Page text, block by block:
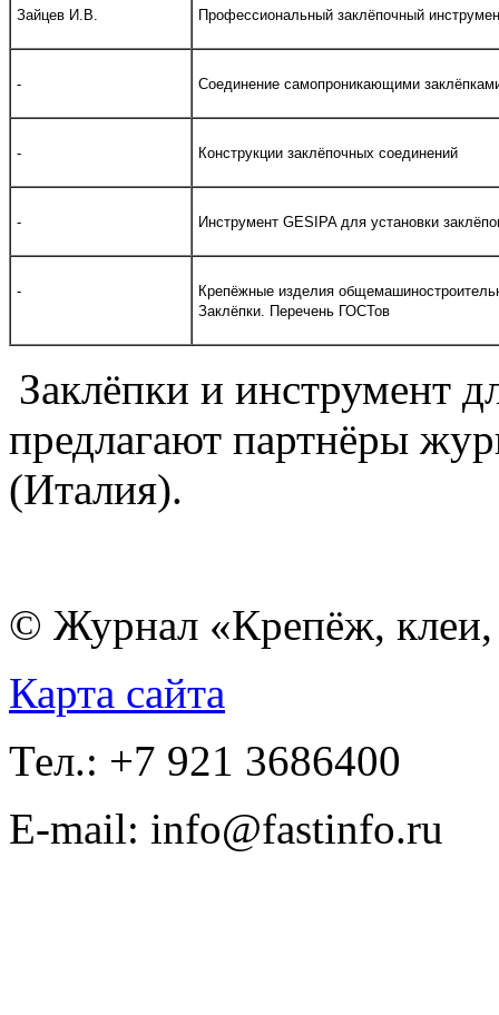
Зайцев И.В. Профессиональный заклёпочный
- Соединение самопроникающими
- Конструкции заклёпочных соединений
- Инструмент GESIPA для установки
-
Крепёжные изделия
Заклёпки. Перечень ГОСТов
Заклёпки и инструмент
предлагают партнёры
(Италия).
© Журнал «Крепёж, клеи,
Карта сайта
Тел.: +7 921 3686400
E-mail: info@fastinfo.ru